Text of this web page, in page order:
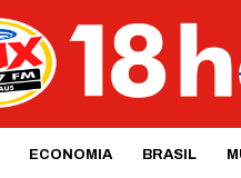
ECONOMIA BRASIL